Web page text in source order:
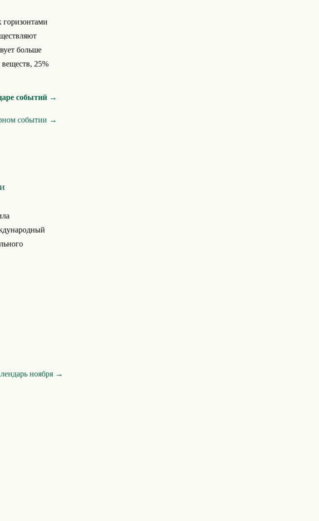
горизонтами
больше
25%
событий →
событии →
ноября →